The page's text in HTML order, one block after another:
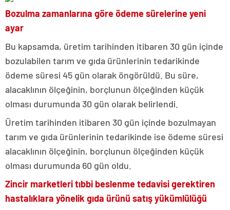
Bozulma zamanlarına göre ödeme sürelerine yeni
ayar
Bu kapsamda, üretim tarihinden itibaren 30 gün içinde
bozulabilen tarım ve gıda ürünlerinin tedarikinde
ödeme süresi 45 gün olarak öngörüldü. Bu süre,
alacaklının ölçeğinin, borçlunun ölçeğinden küçük
olması durumunda 30 gün olarak belirlendi.
Üretim tarihinden itibaren 30 gün içinde bozulmayan
tarım ve gıda ürünlerinin tedarikinde ise ödeme süresi
alacaklının ölçeğinin, borçlunun ölçeğinden küçük
olması durumunda 60 gün oldu.
Zincir marketleri tıbbi beslenme tedavisi gerektiren
hastalıklara yönelik gıda ürünü satış yükümlülüğü